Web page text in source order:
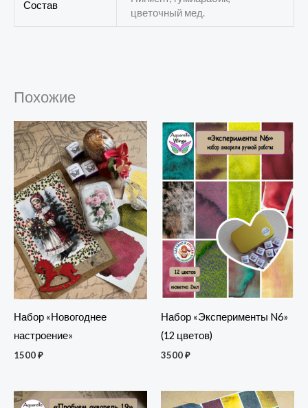
Состав
цветочный мед.
Похожие
Набор «Новогоднее
настроение»
1500₽
Набор «Эксперименты N6»
(12 цветов)
3500₽